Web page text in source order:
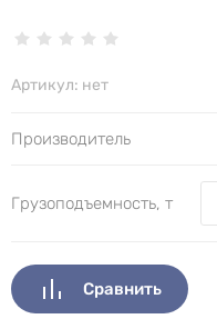
Артикул: нет
Производитель
Грузоподъемность, т
Сравнить